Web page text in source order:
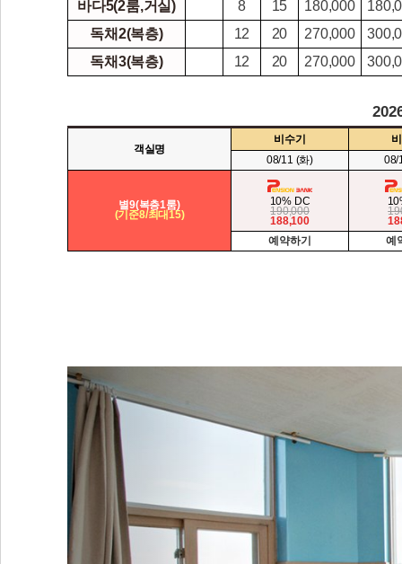
바다5(2룸,거실) 8 15 180,000
독채2(복층)
12 20 270,000
독채3(복층)
12 20 270,000